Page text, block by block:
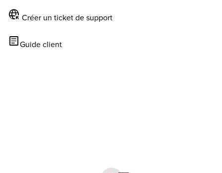
captive_portal Créer un ticket de support
articleGuide client